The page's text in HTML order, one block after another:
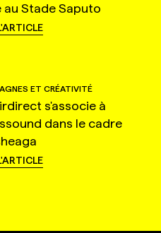
au Stade Saputo
ET CRÉATIVITÉ
s'associe à
dans le cadre